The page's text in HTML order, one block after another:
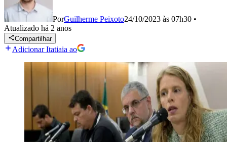
PorGuilherme Peixoto24/10/2023 às 07h30 •
Atualizado há 2 anos
Compartilhar
Adicionar Itatiaia ao